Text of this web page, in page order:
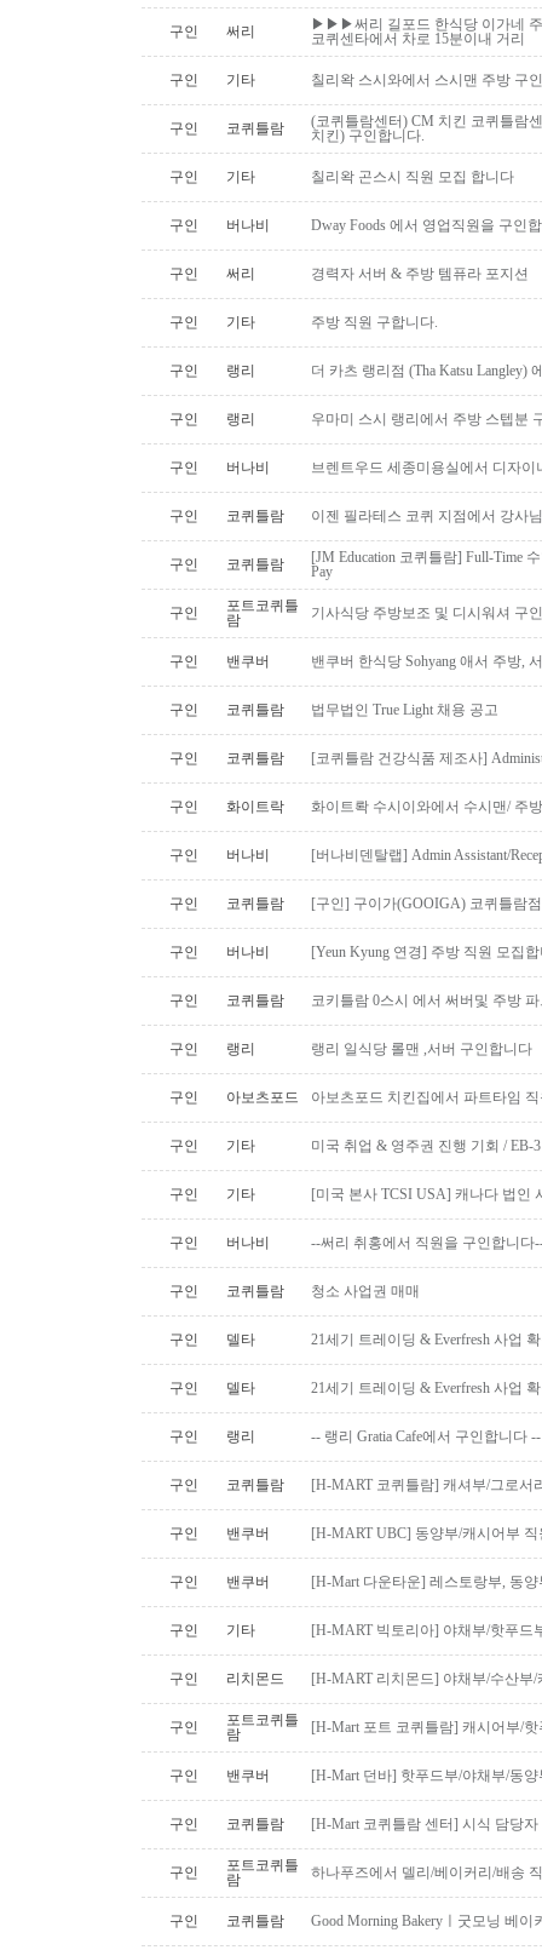
구인 써리
▶▶▶써리 길포드 한식당 이가네
코퀴센타에서 차로 15분이내 거리
구인 기타 칠리왁 스시와에서 스시맨 주방 구
구인 코퀴틀람
(코퀴틀람센터) CM 치킨 코퀴틀람
치킨) 구인합니다.
구인 기타 칠리왁 곤스시 직원 모집 합니다
구인 버나비 Dway Foods 에서 영업직원을 구인
구인 써리 경력자 서버 & 주방 템퓨라 포지션
구인 기타 주방 직원 구합니다.
구인 랭리 더 카츠 랭리점 (Tha Katsu Langley)
구인 랭리 우마미 스시 랭리에서 주방 스텝분
구인 버나비 브렌트우드 세종미용실에서 디자이
구인 코퀴틀람 이젠 필라테스 코퀴 지점에서 강사
구인 코퀴틀람
[JM Education 코퀴틀람] Full-Time
Pay
구인
포트코퀴틀
람
기사식당 주방보조 및 디시워셔 구
구인 밴쿠버 밴쿠버 한식당 Sohyang 애서 주방,
구인 코퀴틀람 법무법인 True Light 채용 공고
구인 코퀴틀람 [코퀴틀람 건강식품 제조사]
구인 화이트락 화이트롹 수시이와에서 수시맨/ 주
구인 버나비 [버나비덴탈랩] Admin Assistant/
구인 코퀴틀람 [구인] 구이가(GOOIGA) 코퀴틀람
구인 버나비 [Yeun Kyung 연경] 주방 직원 모집
구인 코퀴틀람 코키틀람 0스시 에서 써버및 주방
구인 랭리 랭리 일식당 롤맨 ,서버 구인합니다
구인 아보츠포드 아보츠포드 치킨집에서 파트타임
구인 기타 미국 취업 & 영주권 진행 기회 / EB-
구인 기타 [미국 본사 TCSI USA] 캐나다 법인
구인 버나비 --써리 취홍에서 직원을 구인합니다
구인 코퀴틀람 청소 사업권 매매
구인 델타 21세기 트레이딩 & Everfresh 사업
구인 델타 21세기 트레이딩 & Everfresh 사업
구인 랭리 -- 랭리 Gratia Cafe에서 구인합니다 --
구인 코퀴틀람 [H-MART 코퀴틀람] 캐셔부/그로서
구인 밴쿠버 [H-MART UBC] 동양부/캐시어부
구인 밴쿠버 [H-Mart 다운타운] 레스토랑부, 동
구인 기타 [H-MART 빅토리아] 야채부/핫푸드
구인 리치몬드 [H-MART 리치몬드] 야채부/수산부
구인
포트코퀴틀
람
[H-Mart 포트 코퀴틀람] 캐시어부/
구인 밴쿠버 [H-Mart 던바] 핫푸드부/야채부/동
구인 코퀴틀람 [H-Mart 코퀴틀람 센터] 시식 담당
구인
포트코퀴틀
람
하나푸즈에서 델리/베이커리/배송
구인 코퀴틀람 Good Morning Bakeryㅣ굿모닝 베